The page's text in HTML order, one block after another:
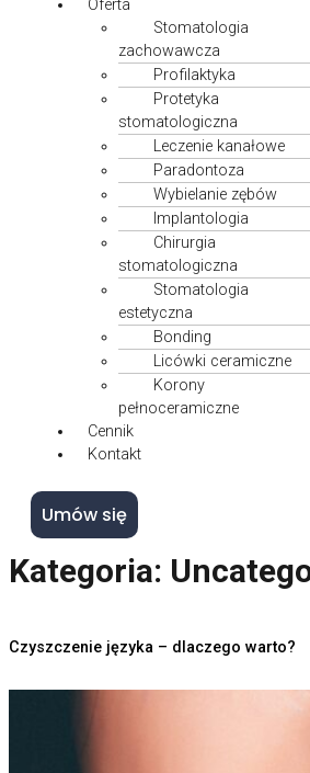
Oferta
Stomatologia
zachowawcza
Profilaktyka
Protetyka
stomatologiczna
Leczenie kanałowe
Paradontoza
Wybielanie zębów
Implantologia
Chirurgia
stomatologiczna
Stomatologia
estetyczna
Bonding
Licówki ceramiczne
Korony
pełnoceramiczne
Cennik
Kontakt
Umów się
Kategoria:
Czyszczenie języka – dlaczego warto?